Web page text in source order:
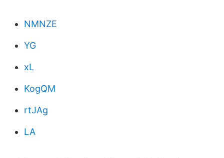
NMNZE
YG
xL
KogQM
rtJAg
LA